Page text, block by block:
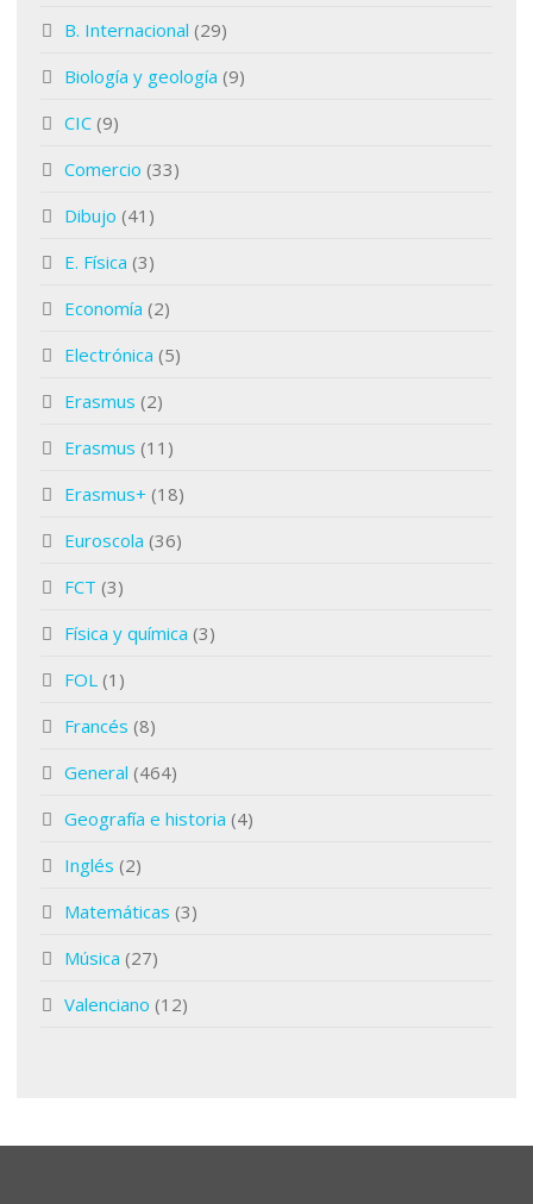
B. Internacional (29)
Biología y geología (9)
CIC (9)
Comercio (33)
Dibujo (41)
E. Física (3)
Economía (2)
Electrónica (5)
Erasmus (2)
Erasmus (11)
Erasmus+ (18)
Euroscola (36)
FCT (3)
Física y química (3)
FOL (1)
Francés (8)
General (464)
Geografía e historia (4)
Inglés (2)
Matemáticas (3)
Música (27)
Valenciano (12)